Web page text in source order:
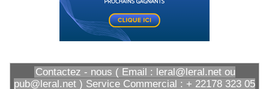
Contactez - nous ( Email : leral@leral.net ou
pub@leral.net ) Service Commercial : + 22178 323 05